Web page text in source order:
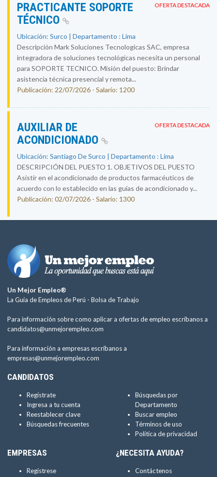
OFERTA DESTACADA
PRACTICANTE SOPORTE
TÉCNICO
Ubicación: Surco | Departamento : Lima
Descripción Mark Soluciones Tecnologicas SAC, empresa
integradora de soluciones tecnológicas necesita un personal
para SOPORTE TECNICO. Misión del puesto: Brindar
asistencia técnica presencial y remota...
Publicación: 22/07/2026 - Salario: 1200
OFERTA DESTACADA
AUXILIAR DE
ACONDICIONADO
Ubicación: Santiago De Surco | Departamento : Lima
DESCRIPCIÓN DEL PUESTO 1. OBJETIVOS DEL PUESTO
Asistir en el acondicionado de productos farmacéuticos de
acuerdo con lo establecido en las guías de acondicionado y...
Publicación: 02/07/2026 - Salario: 1300
Un Mejor Empleo®
La Guía de Empleos de Perú - Bolsa de Trabajo
Para información sobre como aplicar a ofertas de empleo escríbanos a
candidatos@unmejorempleo.com
Para información a empresas escríbanos a
empresas@unmejorempleo.com
CANDIDATOS
Regístrate
Ingresa a tu cuenta
Reestablecer clave
Búsquedas frecuentes
Búsquedas por
Departamento
Buscar empleo
Términos de uso
Política de privacidad
EMPRESAS
Regístrese
¿NECESITA AYUDA?
Contáctenos